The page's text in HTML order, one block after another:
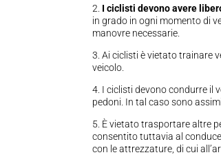
2. I ciclisti devono avere
in grado in ogni momento di
manovre necessarie.
3. Ai ciclisti è vietato trainare
veicolo.
4. I ciclisti devono condurre il
pedoni. In tal caso sono
5. È vietato trasportare altre
consentito tuttavia al
con le attrezzature, di cui